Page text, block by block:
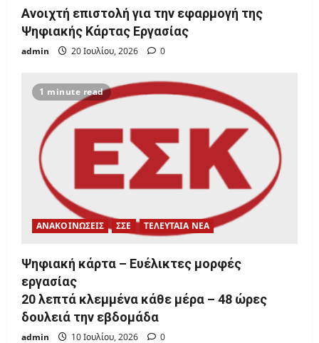
Ανοιχτή επιστολή για την εφαρμογή της
Ψηφιακής Κάρτας Εργασίας
admin 20 Ιουλίου, 2026 0
1 minute read
ΑΝΑΚΟΙΝΩΣΕΙΣ ΣΣΕ ΤΕΛΕΥΤΑΙΑ ΝΕΑ
Ψηφιακή κάρτα – Ευέλικτες μορφές
εργασίας
20 λεπτά κλεμμένα κάθε μέρα – 48 ώρες
δουλειά την εβδομάδα
admin 10 Ιουλίου, 2026 0